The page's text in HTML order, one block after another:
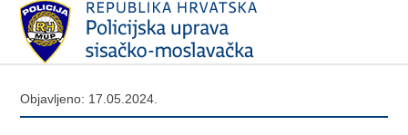
Objavljeno: 17.05.2024.